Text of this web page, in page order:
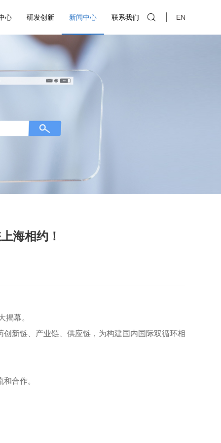
EN
心 研发创新 新闻中心 联系我们
海相约！
揭幕。
新链、产业链、供应链，为构建国内国际双循环相
合作。